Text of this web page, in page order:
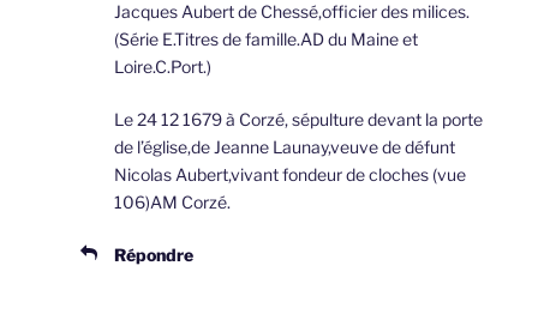
Jacques Aubert de Chessé,officier des milices.
(Série E.Titres de famille.AD du Maine et
Loire.C.Port.)
Le 24 12 1679 à Corzé, sépulture devant la porte
de l’église,de Jeanne Launay,veuve de défunt
Nicolas Aubert,vivant fondeur de cloches (vue
106)AM Corzé.
Répondre